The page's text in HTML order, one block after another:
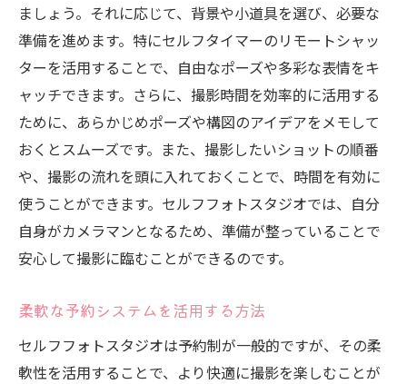
ましょう。それに応じて、背景や小道具を選び、必要な
準備を進めます。特にセルフタイマーのリモートシャッ
ターを活用することで、自由なポーズや多彩な表情をキ
ャッチできます。さらに、撮影時間を効率的に活用する
ために、あらかじめポーズや構図のアイデアをメモして
おくとスムーズです。また、撮影したいショットの順番
や、撮影の流れを頭に入れておくことで、時間を有効に
使うことができます。セルフフォトスタジオでは、自分
自身がカメラマンとなるため、準備が整っていることで
安心して撮影に臨むことができるのです。
柔軟な予約システムを活用する方法
セルフフォトスタジオは予約制が一般的ですが、その柔
軟性を活用することで、より快適に撮影を楽しむことが